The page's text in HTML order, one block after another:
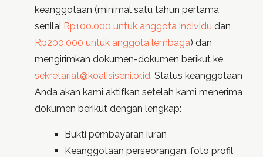
keanggotaan (minimal satu tahun pertama
senilai Rp100.000 untuk anggota individu dan
Rp200.000 untuk anggota lembaga) dan
mengirimkan dokumen-dokumen berikut ke
sekretariat@koalisiseni.or.id. Status keanggotaan
Anda akan kami aktifkan setelah kami menerima
dokumen berikut dengan lengkap:
Bukti pembayaran iuran
Keanggotaan perseorangan: foto profil